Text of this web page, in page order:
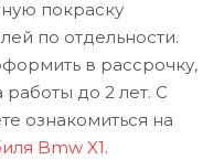
покраску
по отдельности.
в рассрочку,
до 2 лет. С
ознакомиться на
Bmw X1.